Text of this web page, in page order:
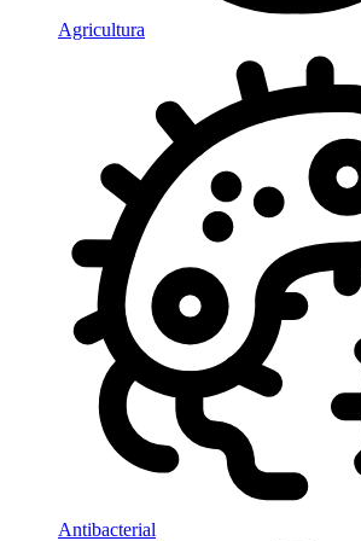
Agricultura
Antibacterial